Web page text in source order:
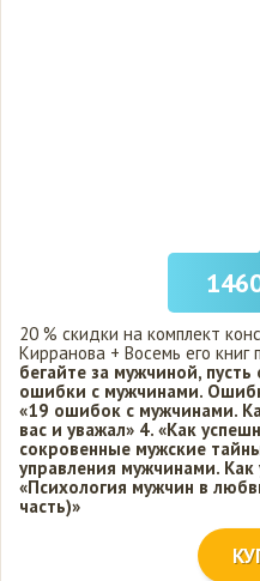
20 % скидки на комплект
Кирранова + Восемь его книг
бегайте за мужчиной, пусть
ошибки с мужчинами.
«19 ошибок с мужчинами.
вас и уважал» 4. «Как
сокровенные мужские
управления мужчинами. Как
«Психология мужчин в
часть)»